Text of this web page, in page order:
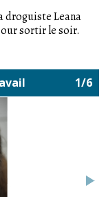
droguiste Leana
sortir le soir.
1/6